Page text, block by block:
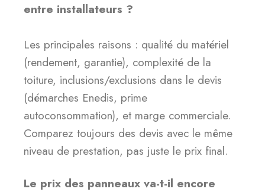
entre installateurs ?
Les principales raisons : qualité du matériel
(rendement, garantie), complexité de la
toiture, inclusions/exclusions dans le devis
(démarches Enedis, prime
autoconsommation), et marge commerciale.
Comparez toujours des devis avec le même
niveau de prestation, pas juste le prix final.
Le prix des panneaux va-t-il encore